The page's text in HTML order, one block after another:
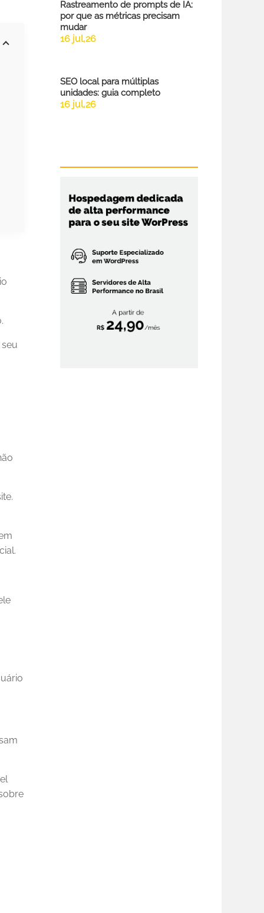
Rastreamento de prompts de IA:
por que as métricas precisam
mudar
16 jul,26
SEO local para múltiplas
unidades: guia completo
16 jul,26